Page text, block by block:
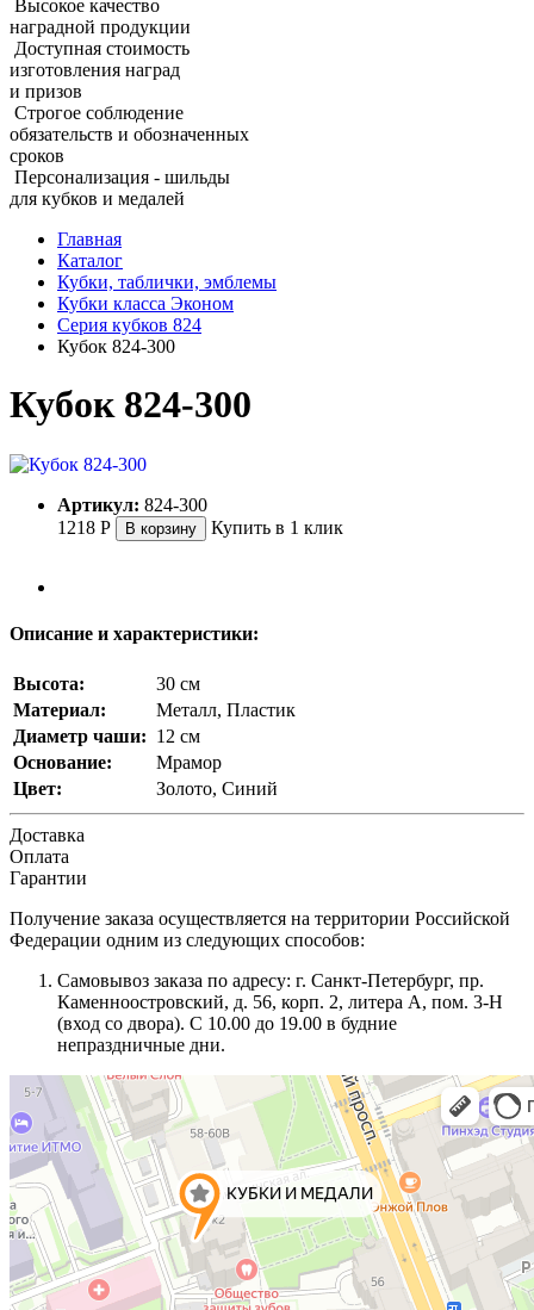
Высокое качество
наградной продукции
Доступная стоимость
изготовления наград
и призов
Строгое соблюдение
обязательств и обозначенных
сроков
Персонализация - шильды
для кубков и медалей
Главная
Каталог
Кубки, таблички, эмблемы
Кубки класса Эконом
Серия кубков 824
Кубок 824‑300
Кубок 824‑300
Артикул: 824-300
1218 Р В корзину Купить в 1 клик
Описание и характеристики:
Высота:
30 см
Материал:
Металл, Пластик
Диаметр чаши: 12 см
Основание:
Мрамор
Цвет:
Золото, Синий
Доставка
Оплата
Гарантии
Получение заказа осуществляется на территории Российской
Федерации одним из следующих способов:
Самовывоз заказа по адресу: г. Санкт-Петербург, пр.
Каменноостровский, д. 56, корп. 2, литера А, пом. 3-Н
(вход со двора). С 10.00 до 19.00 в будние
непраздничные дни.